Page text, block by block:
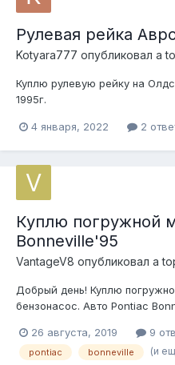
Рулевая рейка
Kotyara777 опубликовал a
Куплю рулевую рейку на
1995г.
4 января, 2022 2
Куплю погружной
Bonneville'95
VantageV8 опубликовал a
Добрый день! Куплю
бензонасос. Авто Pontiac
26 августа, 2019
9
pontiac bonneville (и